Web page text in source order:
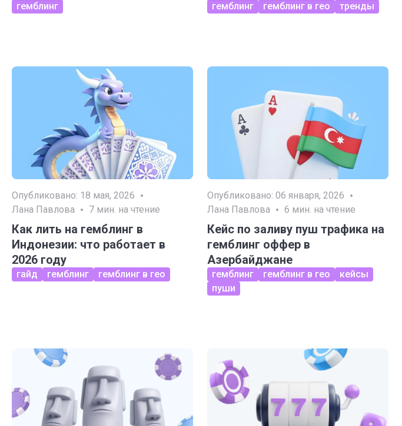
гемблинг гемблинг гемблинг в гео тренды
Опубликовано: 18 мая, 2026
Лана Павлова
7 мин. на чтение
Как лить на гемблинг в
Индонезии: что работает в
2026 году
гайд гемблинг гемблинг в гео
Опубликовано: 06 января, 2026
Лана Павлова
6 мин. на чтение
Кейс по заливу пуш трафика на
гемблинг оффер в
Азербайджане
гемблинг гемблинг в гео
кейсы
пуши